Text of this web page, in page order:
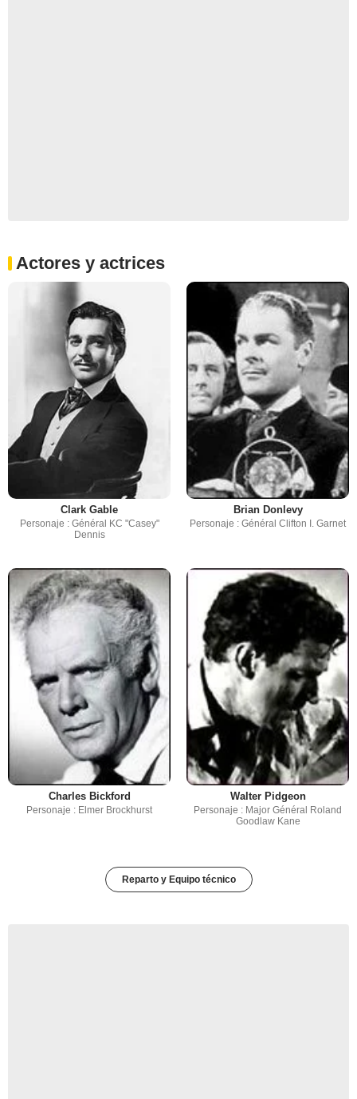
Actores y actrices
Clark Gable
Personaje : Général KC "Casey"
Dennis
Brian Donlevy
Personaje : Général Clifton I. Garnet
Charles Bickford
Personaje : Elmer Brockhurst
Walter Pidgeon
Personaje : Major Général Roland
Goodlaw Kane
Reparto y Equipo técnico